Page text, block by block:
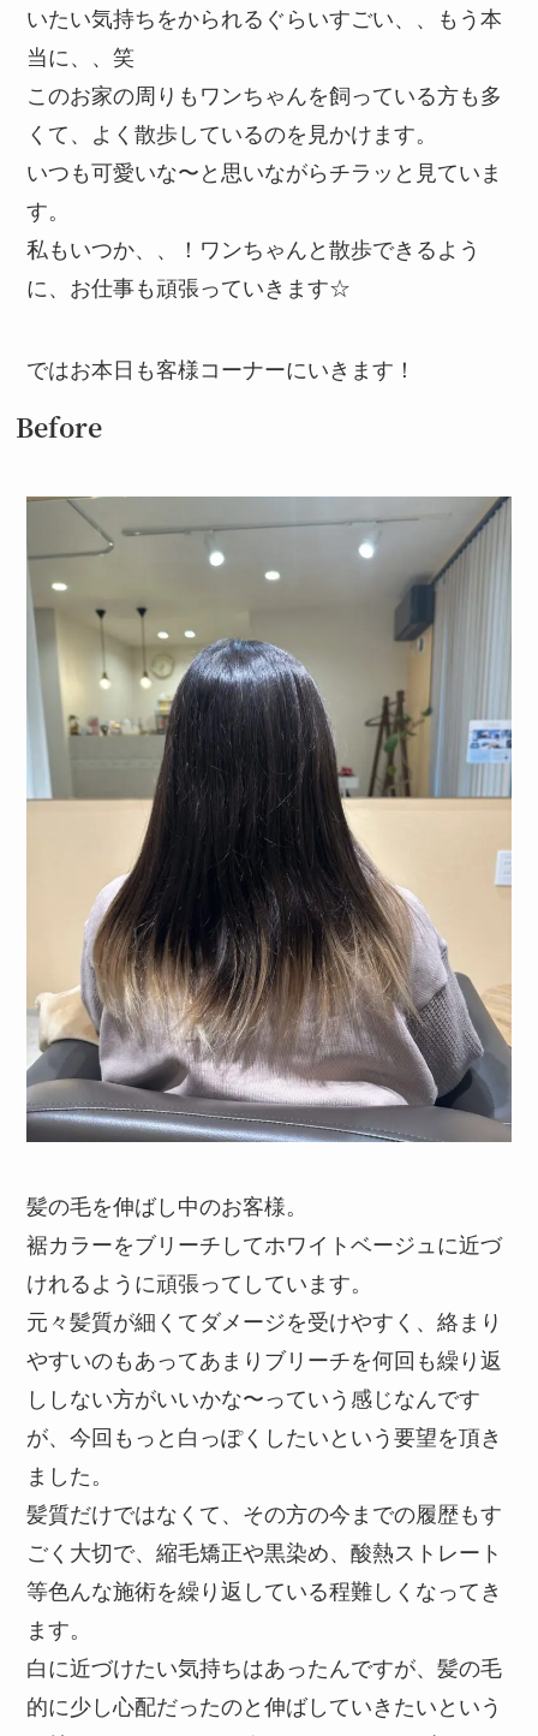
いたい気持ちをかられるぐらいすごい、、もう本
当に、、笑
このお家の周りもワンちゃんを飼っている方も多
くて、よく散歩しているのを見かけます。
いつも可愛いな〜と思いながらチラッと見ていま
す。
私もいつか、、！ワンちゃんと散歩できるよう
に、お仕事も頑張っていきます☆
ではお本日も客様コーナーにいきます！
Before
髪の毛を伸ばし中のお客様。
裾カラーをブリーチしてホワイトベージュに近づ
けれるように頑張ってしています。
元々髪質が細くてダメージを受けやすく、絡まり
やすいのもあってあまりブリーチを何回も繰り返
ししない方がいいかな〜っていう感じなんです
が、今回もっと白っぽくしたいという要望を頂き
ました。
髪質だけではなくて、その方の今までの履歴もす
ごく大切で、縮毛矯正や黒染め、酸熱ストレート
等色んな施術を繰り返している程難しくなってき
ます。
白に近づけたい気持ちはあったんですが、髪の毛
的に少し心配だったのと伸ばしていきたいという